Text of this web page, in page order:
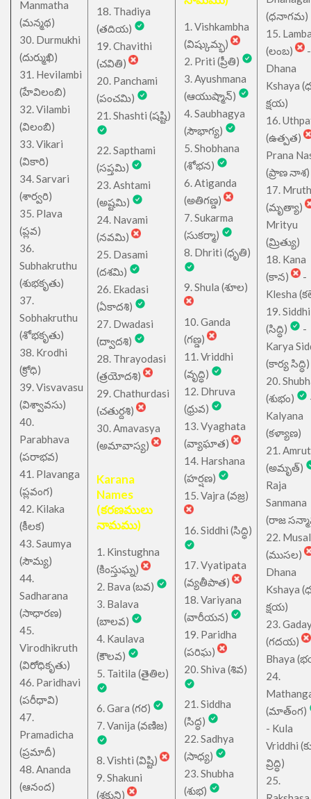
Manmatha
(మన్మథ)
30. Durmukhi
(దుర్ముఖి)
31. Hevilambi
(హేవిలంబి)
32. Vilambi
(విలంబి)
33. Vikari
(వికారి)
34. Sarvari
(శార్వరి)
35. Plava
(ప్లవ)
36.
Subhakruthu
(శుభకృతు)
37.
Sobhakruthu
(శోభకృతు)
38. Krodhi
(క్రోధి)
39. Visvavasu
(విశ్వావసు)
40.
Parabhava
(పరాభవ)
41. Plavanga
(ప్లవంగ)
42. Kilaka
(కీలక)
43. Saumya
(సౌమ్య)
44.
Sadharana
(సాధారణ)
45.
Virodhikruth
(విరోధికృతు)
46. Paridhavi
(పరీధావి)
47.
Pramadicha
(ప్రమాదీ)
48. Ananda
(ఆనంద)
18. Thadiya
(తదియ)
19. Chavithi
(చవితి)
20. Panchami
(పంచమి)
21. Shashti (షష్టి)
22. Sapthami
(సప్తమి)
23. Ashtami
(అష్టమి)
24. Navami
(నవమి)
25. Dasami
(దశమి)
26. Ekadasi
(ఏకాదశి)
27. Dwadasi
(ద్వాదశి)
28. Thrayodasi
(త్రయోదశి)
29. Chathurdasi
(చతుర్దశి)
30. Amavasya
(అమావాస్య)
Karana
Names
(కరణములు
నామము)
1. Kinstughna
(కింస్తుఘ్న)
2. Bava (బవ)
3. Balava
(బాలవ)
4. Kaulava
(కౌలవ)
5. Taitila (తైతిల)
6. Gara (గర)
7. Vanija (వణిజ)
8. Vishti (విష్టి)
9. Shakuni
(శకుని)
1. Vishkambha
(విష్కుమ్భ)
2. Priti (ప్రీతి)
3. Ayushmana
(ఆయుష్మాన్)
4. Saubhagya
(సౌభాగ్య)
5. Shobhana
(శోభన)
6. Atiganda
(అతిగణ్డ)
7. Sukarma
(సుకర్మా)
8. Dhriti (ధృతి)
9. Shula (శూల)
10. Ganda
(గణ్డ)
11. Vriddhi
(వృద్ధి)
12. Dhruva
(ధ్రువ)
13. Vyaghata
(వ్యాఘాత)
14. Harshana
(హర్షణ)
15. Vajra (వజ్ర)
16. Siddhi (సిద్ధి)
17. Vyatipata
(వ్యతీపాత)
18. Variyana
(వారీయన)
19. Paridha
(పరిఘ)
20. Shiva (శివ)
21. Siddha
(సిద్ధ)
22. Sadhya
(సాధ్య)
23. Shubha
(శుభ)
(ధనాగమ)
15.
(లంబ)
-
Dhana
Kshaya
క్షయ)
16.
(ఉత్పత)
Prana
(ప్రాణ నాశ)
17.
(మృత్యా)
Mrityu
(మ్రిత్యు)
18. Kana
(కాన)
-
Klesha
19. Siddhi
(సిద్ధి)
-
Karya
(కార్య సిద్ధి)
20.
(శుభం)
Kalyana
(కళ్యాణ)
21.
(అమృత్)
Raja
Sanmana
(రాజ
22.
(ముసల)
Dhana
Kshaya
క్షయ)
23.
(గదయ)
Bhaya
24.
(మాత్ంగ)
- Kula
Vriddhi
వ్రిద్ధి)
25.